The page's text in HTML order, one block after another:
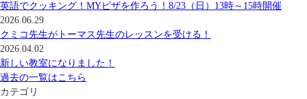
英語でクッキング！MYピザを作ろう！8/23（日）13時～15時開催
2026.06.29
クミコ先生がトーマス先生のレッスンを受ける！
2026.04.02
新しい教室になりました！
過去の一覧はこちら
カテゴリ